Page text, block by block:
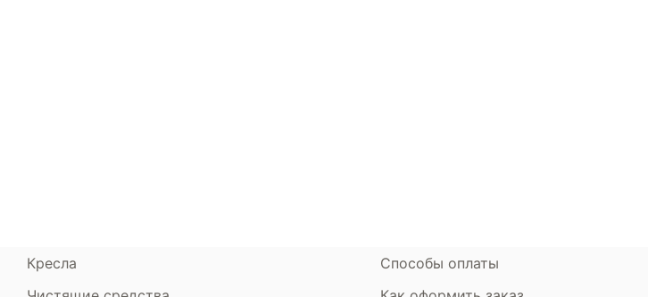
Кресла
Способы оплаты